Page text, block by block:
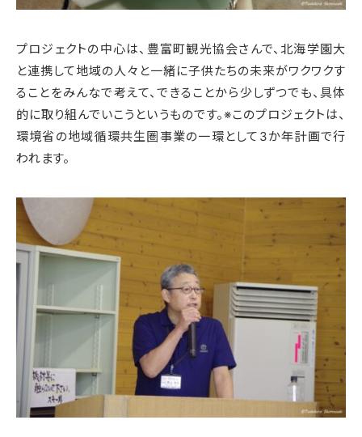
プロジェクトの中心は、豊富町観光協会さんで、北海学園大
と連携して地域の人々と一緒に子供たちの未来がワクワクす
ることをみんなで考えて、できることから少しずつでも、具体
的に取り組んでいこうというものです。※このプロジェクトは、
環境省の地域循環共生圏事業の一環として3か年計画で行
われます。